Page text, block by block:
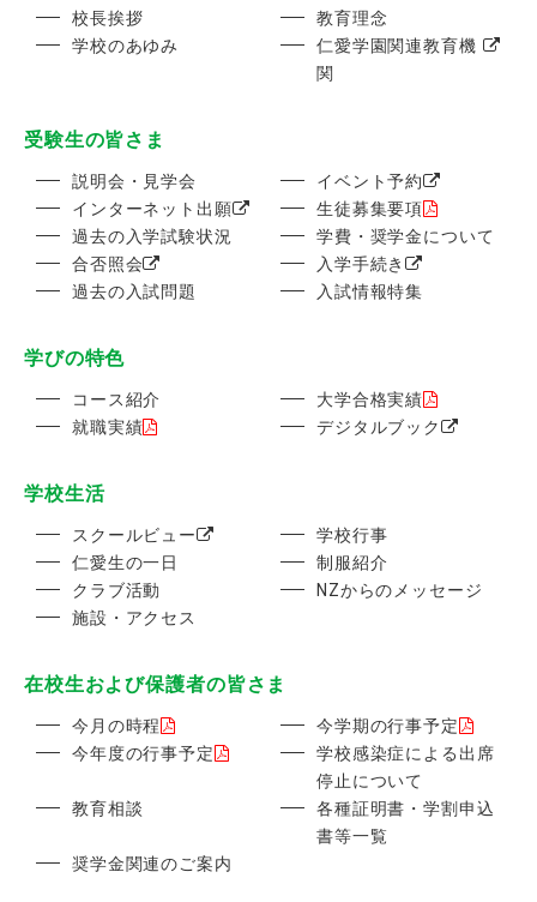
校長挨拶
教育理念
学校のあゆみ
仁愛学園関連教育機
関
受験生の皆さま
説明会・見学会
イベント予約
インターネット出願
生徒募集要項
過去の入学試験状況
学費・奨学金について
合否照会
入学手続き
過去の入試問題
入試情報特集
学びの特色
コース紹介
大学合格実績
就職実績
デジタルブック
学校生活
スクールビュー
学校行事
仁愛生の一日
制服紹介
クラブ活動
NZからのメッセージ
施設・アクセス
在校生および保護者の皆さま
今月の時程
今学期の行事予定
今年度の行事予定
学校感染症による出席
停止について
教育相談
各種証明書・学割申込
書等一覧
奨学金関連のご案内